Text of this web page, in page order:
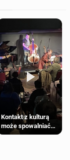
Kontakt z kulturą
może spowalniać
starzenie